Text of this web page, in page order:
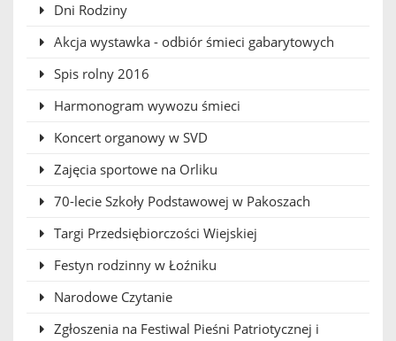
Dni Rodziny
Akcja wystawka - odbiór śmieci gabarytowych
Spis rolny 2016
Harmonogram wywozu śmieci
Koncert organowy w SVD
Zajęcia sportowe na Orliku
70-lecie Szkoły Podstawowej w Pakoszach
Targi Przedsiębiorczości Wiejskiej
Festyn rodzinny w Łoźniku
Narodowe Czytanie
Zgłoszenia na Festiwal Pieśni Patriotycznej i